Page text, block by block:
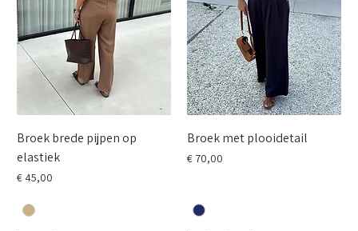
Broek brede pijpen op
elastiek
Prijs
€ 45,00
Broek met plooidetail
Prijs
€ 70,00